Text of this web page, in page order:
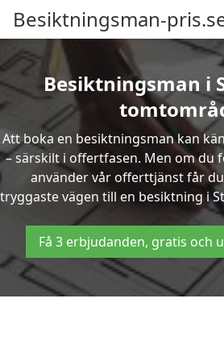
Besiktningsman-
Besiktningsman i
Att boka en besiktningsman kan
– särskilt i offertfasen. Men om du
använder vår offerttjänst får
tryggaste vägen till en besiktning i
Få 3 erbjudanden, gratis och